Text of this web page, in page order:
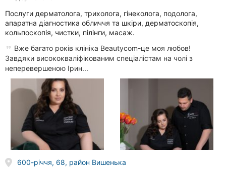
Послуги дерматолога, трихолога, гінеколога, подолога,
апаратна діагностика обличчя та шкіри, дерматоскопія,
кольпоскопія, чистки, пілінги, масаж.
Вже багато років клініка Beautycom-це моя любов!
Завдяки висококваліфікованим спеціалістам на чолі з
неперевершеною Ірин...
600-річчя, 68, район Вишенька